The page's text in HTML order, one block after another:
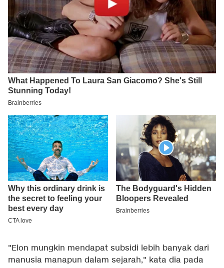
"Elon mungkin mendapat subsidi lebih banyak dari
manusia manapun dalam sejarah," kata dia pada